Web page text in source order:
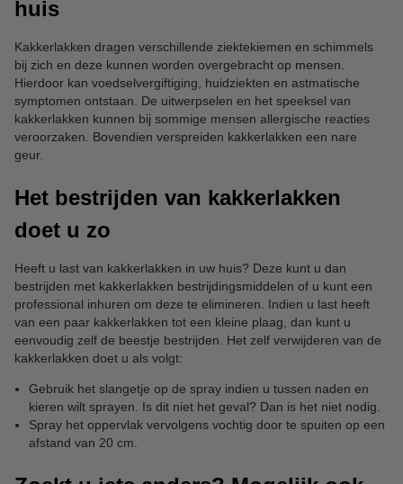
huis
Kakkerlakken dragen verschillende ziektekiemen en schimmels
bij zich en deze kunnen worden overgebracht op mensen.
Hierdoor kan voedselvergiftiging, huidziekten en astmatische
symptomen ontstaan. De uitwerpselen en het speeksel van
kakkerlakken kunnen bij sommige mensen allergische reacties
veroorzaken. Bovendien verspreiden kakkerlakken een nare
geur.
Het bestrijden van kakkerlakken
doet u zo
Heeft u last van kakkerlakken in uw huis? Deze kunt u dan
bestrijden met kakkerlakken bestrijdingsmiddelen of u kunt een
professional inhuren om deze te elimineren. Indien u last heeft
van een paar kakkerlakken tot een kleine plaag, dan kunt u
eenvoudig zelf de beestje bestrijden. Het zelf verwijderen van de
kakkerlakken doet u als volgt:
Gebruik het slangetje op de spray indien u tussen naden en
kieren wilt sprayen. Is dit niet het geval? Dan is het niet nodig.
Spray het oppervlak vervolgens vochtig door te spuiten op een
afstand van 20 cm.